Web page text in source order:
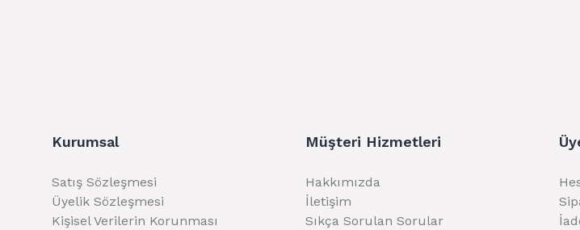
Kurumsal
Satış Sözleşmesi
Üyelik Sözleşmesi
Kişisel Verilerin Korunması
Müşteri Hizmetleri
Hakkımızda
İletişim
Sıkça Sorulan Sorular